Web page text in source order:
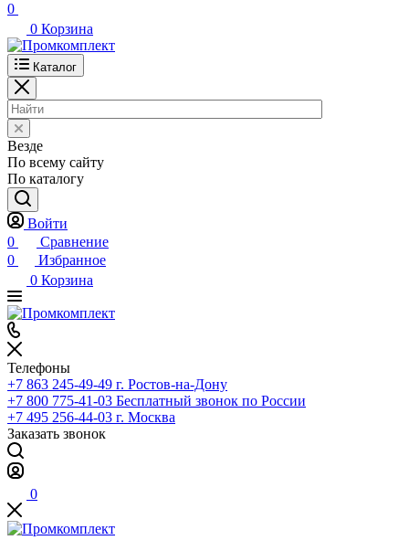
0
0 Корзина
Каталог
Везде
По всему сайту
По каталогу
Войти
0
Сравнение
0
Избранное
0 Корзина
Телефоны
+7 863 245-49-49 г. Ростов-на-Дону
+7 800 775-41-03 Бесплатный звонок по России
+7 495 256-44-03 г. Москва
Заказать звонок
0